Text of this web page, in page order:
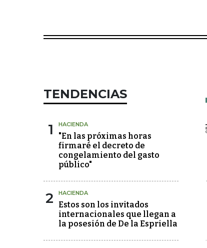
TENDENCIAS
1 HACIENDA
"En las próximas horas
firmaré el decreto de
congelamiento del gasto
público"
2 HACIENDA
Estos son los invitados
internacionales que llegan a
la posesión de De la Espriella